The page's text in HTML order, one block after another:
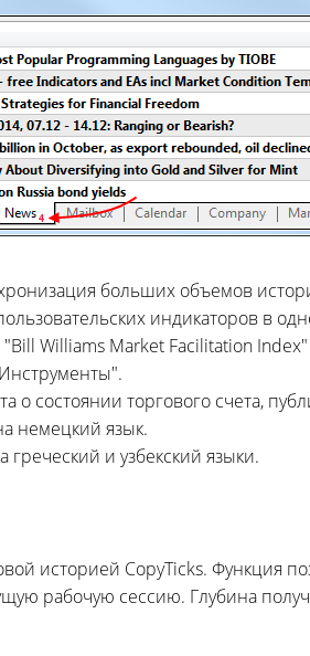
больших объемов
индикаторов в
Williams Market Facilitation
состоянии торгового счета,
немецкий язык.
и узбекский языки.
историей CopyTicks. Функция
рабочую сессию. Глубина